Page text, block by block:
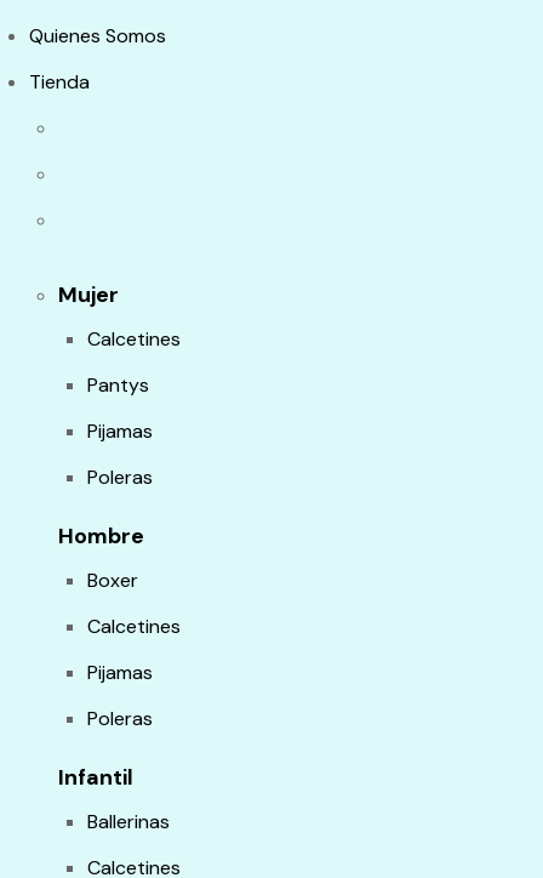
Quienes Somos
Tienda
Mujer
Calcetines
Pantys
Pijamas
Poleras
Hombre
Boxer
Calcetines
Pijamas
Poleras
Infantil
Ballerinas
Calcetines